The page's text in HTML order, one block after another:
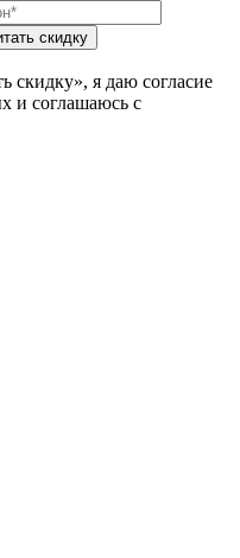
скидку
скидку», я даю согласие
и соглашаюсь с